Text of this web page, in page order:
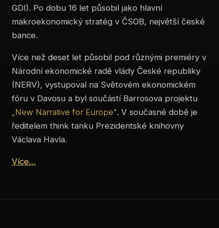
GDI). Po dobu 16 let působil jako hlavní
makroekonomický stratég v ČSOB, největší české
bance.
Více než deset let působil pod různými premiéry v
Národní ekonomické radě vlády České republiky
(NERV), vystupoval na Světovém ekonomickém
fóru v Davosu a byl součástí Barrosova projektu
„New Narrative for Europe". V současné době je
ředitelem think tanku Prezidentské knihovny
Václava Havla.
Více…